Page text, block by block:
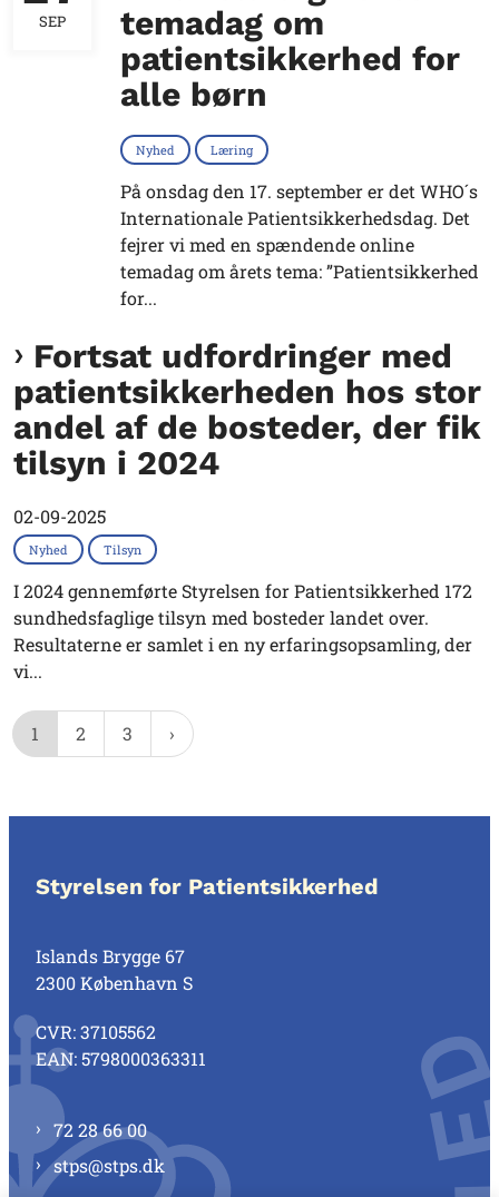
temadag om
patientsikkerhed for
alle børn
SEP
Nyhed Læring
På onsdag den 17. september er det WHO´s
Internationale Patientsikkerhedsdag. Det
fejrer vi med en spændende online
temadag om årets tema: ”Patientsikkerhed
for...
Fortsat udfordringer med
patientsikkerheden hos stor
andel af de bosteder, der fik
tilsyn i 2024
02-09-2025
Nyhed Tilsyn
I 2024 gennemførte Styrelsen for Patientsikkerhed 172
sundhedsfaglige tilsyn med bosteder landet over.
Resultaterne er samlet i en ny erfaringsopsamling, der
vi...
1 2 3
Styrelsen for Patientsikkerhed
Islands Brygge 67
2300 København S
CVR: 37105562
EAN: 5798000363311
72 28 66 00
stps@stps.dk